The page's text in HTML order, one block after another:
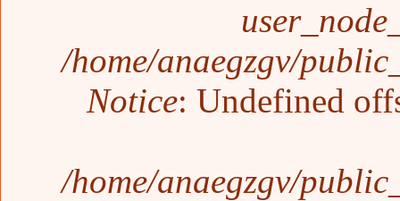
/home/anaegzgv/
Notice: Undefined
/home/anaegzgv/